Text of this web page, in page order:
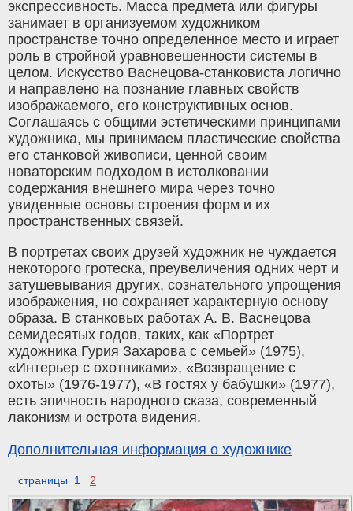
экспрессивность. Масса предмета или фигуры
занимает в организуемом художником
пространстве точно определенное место и играет
роль в стройной уравновешенности системы в
целом. Искусство Васнецова-станковиста логично
и направлено на познание главных свойств
изображаемого, его конструктивных основ.
Соглашаясь с общими эстетическими принципами
художника, мы принимаем пластические свойства
его станковой живописи, ценной своим
новаторским подходом в истолковании
содержания внешнего мира через точно
увиденные основы строения форм и их
пространственных связей.
В портретах своих друзей художник не чуждается
некоторого гротеска, преувеличения одних черт и
затушевывания других, сознательного упрощения
изображения, но сохраняет характерную основу
образа. В станковых работах А. В. Васнецова
семидесятых годов, таких, как «Портрет
художника Гурия Захарова с семьей» (1975),
«Интерьер с охотниками», «Возвращение с
охоты» (1976-1977), «В гостях у бабушки» (1977),
есть эпичность народного сказа, современный
лаконизм и острота видения.
Дополнительная информация о художнике
страницы 1 2